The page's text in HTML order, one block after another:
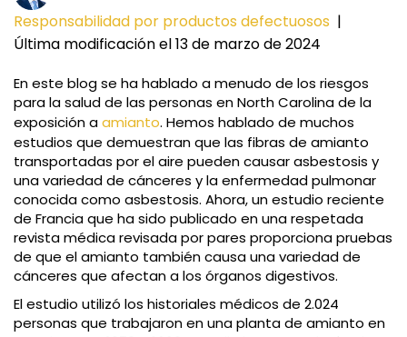
Responsabilidad por productos defectuosos |
Última modificación el 13 de marzo de 2024
En este blog se ha hablado a menudo de los riesgos
para la salud de las personas en North Carolina de la
exposición aamianto. Hemos hablado de muchos
estudios que demuestran que las fibras de amianto
transportadas por el aire pueden causar asbestosis y
una variedad de cánceres y la enfermedad pulmonar
conocida como asbestosis. Ahora, un estudio reciente
de Francia que ha sido publicado en una respetada
revista médica revisada por pares proporciona pruebas
de que el amianto también causa una variedad de
cánceres que afectan a los órganos digestivos.
El estudio utilizó los historiales médicos de 2.024
personas que trabajaron en una planta de amianto en